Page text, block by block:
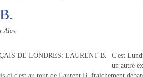
Alex
C'est
un autre